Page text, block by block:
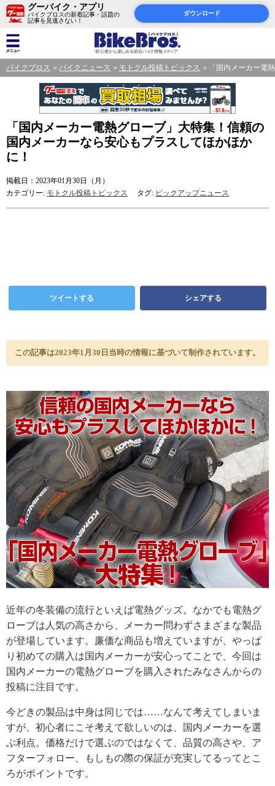
グーバイク・アプリ
バイクブロスの新着記事・話題の
記事を見逃さない！
ダウンロード
バイクブロス バイクニュース モトクル投稿トピックス 「国内メーカー電
「国内メーカー電熱グローブ」大特集！信頼の
国内メーカーなら安心もプラスしてほかほか
に！
掲載日：2023年01月30日（月）
カテゴリー: モトクル投稿トピックス タグ: ピックアップニュース
ツイートする シェアする
この記事は2023年1月30日当時の情報に基づいて制作されています。
近年の冬装備の流行といえば電熱グッズ。なかでも電熱グ
ローブは人気の高さから、メーカー問わずさまざまな製品
が登場しています。廉価な商品も増えていますが、やっぱ
り初めての購入は国内メーカーが安心ってことで、今回は
国内メーカーの電熱グローブを購入されたみなさんからの
投稿に注目です。
今どきの製品は中身は同じでは……なんて考えてしまいま
すが、初心者にこそ考えて欲しいのは、国内メーカーを選
ぶ利点。価格だけで選ぶのではなくて、品質の高さや、ア
フターフォロー、もしもの際の保証が充実してるってとこ
ろがポイントです。